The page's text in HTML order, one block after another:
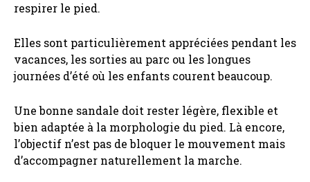
respirer le pied.
Elles sont particulièrement appréciées pendant les
vacances, les sorties au parc ou les longues
journées d’été où les enfants courent beaucoup.
Une bonne sandale doit rester légère, flexible et
bien adaptée à la morphologie du pied. Là encore,
l’objectif n’est pas de bloquer le mouvement mais
d’accompagner naturellement la marche.